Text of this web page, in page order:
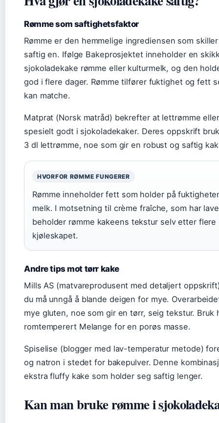
Rømme som saftighetsfaktor
Rømme er den hemmelige ingrediensen som
saftig en. Ifølge Bakeprosjektet inneholder en
sjokoladekake rømme eller kulturmelk, og den
god i flere dager. Rømme tilfører fuktighet og fett
kan matche.
Matprat (Norsk matråd) bekrefter at lettrømme
spesielt godt i sjokoladekaker. Deres oppskrift
3 dl lettrømme, noe som gir en robust og saftig
HVORFOR RØMME FUNGERER
Rømme inneholder fett som holder på
melk. I motsetning til crème fraîche, som har
beholder rømme kakeens tekstur selv etter flere
kjøleskapet.
Andre tips mot tørr kake
Mills AS (matvareprodusent med detaljert
du må unngå å blande deigen for mye.
mye gluten, noe som gir en tørr, seig tekstur. Bruk
romtemperert Melange for en porøs masse.
Spiselise (blogger med lav-temperatur metode)
og natron i stedet for bakepulver. Denne
ekstra fluffy kake som holder seg saftig lenger.
Kan man bruke rømme i